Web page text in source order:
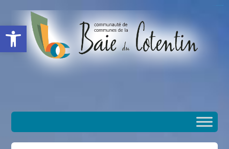
Ouvrir la barre d’outils